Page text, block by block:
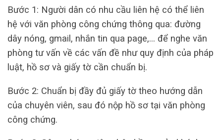
Bước 1: Người dân có nhu cầu liên hệ có thể liên
hệ với văn phòng công chứng thông qua: đường
dây nóng, gmail, nhắn tin qua page,… để nghe văn
phòng tư vấn về các vấn đề như quy định của pháp
luật, hồ sơ và giấy tờ cần chuẩn bị.
Bước 2: Chuẩn bị đầy đủ giấy tờ theo hướng dẫn
của chuyên viên, sau đó nộp hồ sơ tại văn phòng
công chứng.